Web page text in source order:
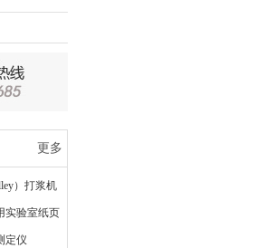
更多
）打浆机
实验室纸页
定仪